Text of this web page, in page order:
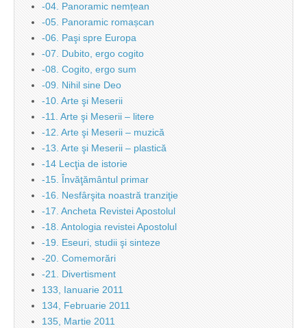
-04. Panoramic nemțean
-05. Panoramic romașcan
-06. Paşi spre Europa
-07. Dubito, ergo cogito
-08. Cogito, ergo sum
-09. Nihil sine Deo
-10. Arte şi Meserii
-11. Arte şi Meserii – litere
-12. Arte şi Meserii – muzică
-13. Arte şi Meserii – plastică
-14 Lecţia de istorie
-15. Învăţământul primar
-16. Nesfârşita noastră tranziţie
-17. Ancheta Revistei Apostolul
-18. Antologia revistei Apostolul
-19. Eseuri, studii şi sinteze
-20. Comemorări
-21. Divertisment
133, Ianuarie 2011
134, Februarie 2011
135, Martie 2011